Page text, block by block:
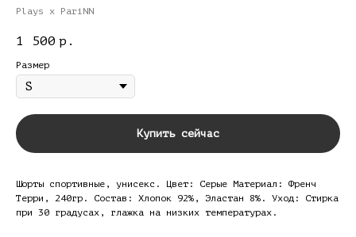
Plays x PariNN
1 500 р.
Размер
Купить сейчас
Шорты спортивные, унисекс. Цвет: Серые Материал: Френч
Терри, 240гр. Состав: Хлопок 92%, Эластан 8%. Уход: Стирка
при 30 градусах, глажка на низких температурах.